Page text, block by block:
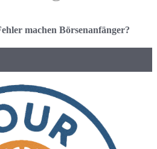
machen Börsenanfänger?